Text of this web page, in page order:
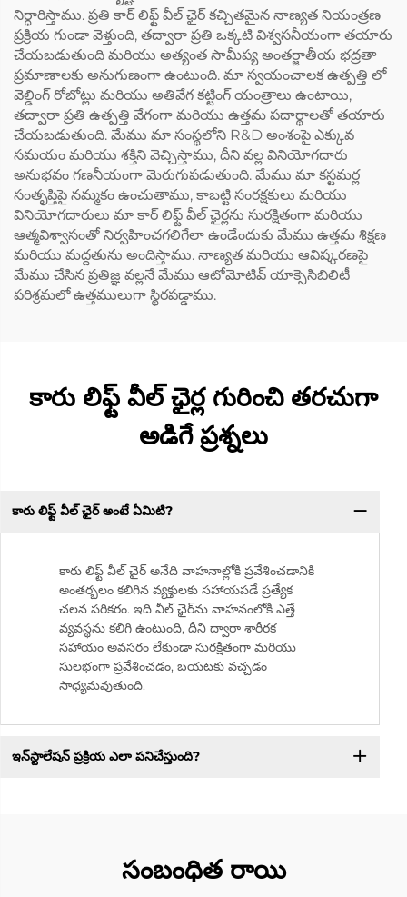
నిర్ధారిస్తాము. ప్రతి కార్ లిఫ్ట్ వీల్ ఛైర్ కచ్చితమైన నాణ్యత నియంత్రణ
ప్రక్రియ గుండా వెళ్తుంది, తద్వారా ప్రతి ఒక్కటి విశ్వసనీయంగా తయారు
చేయబడుతుంది మరియు అత్యంత సామీప్య అంతర్జాతీయ భద్రతా
ప్రమాణాలకు అనుగుణంగా ఉంటుంది. మా స్వయంచాలక ఉత్పత్తి లో
వెల్డింగ్ రోబోట్లు మరియు అతివేగ కట్టింగ్ యంత్రాలు ఉంటాయి,
తద్వారా ప్రతి ఉత్పత్తి వేగంగా మరియు ఉత్తమ పదార్థాలతో తయారు
చేయబడుతుంది. మేము మా సంస్థలోని R&D అంశంపై ఎక్కువ
సమయం మరియు శక్తిని వెచ్చిస్తాము, దీని వల్ల వినియోగదారు
అనుభవం గణనీయంగా మెరుగుపడుతుంది. మేము మా కస్టమర్ల
సంతృప్తిపై నమ్మకం ఉంచుతాము, కాబట్టి సంరక్షకులు మరియు
వినియోగదారులు మా కార్ లిఫ్ట్ వీల్ ఛైర్లను సురక్షితంగా మరియు
ఆత్మవిశ్వాసంతో నిర్వహించగలిగేలా ఉండేందుకు మేము ఉత్తమ శిక్షణ
మరియు మద్దతును అందిస్తాము. నాణ్యత మరియు ఆవిష్కరణపై
మేము చేసిన ప్రతిజ్ఞ వల్లనే మేము ఆటోమోటివ్ యాక్సెసిబిలిటీ
పరిశ్రమలో ఉత్తములుగా స్థిరపడ్డాము.
కారు లిఫ్ట్ వీల్ ఛైర్ల గురించి తరచుగా
అడిగే ప్రశ్నలు
కారు లిఫ్ట్ వీల్ ఛైర్ అంటే ఏమిటి?
కారు లిఫ్ట్ వీల్ ఛైర్ అనేది వాహనాల్లోకి ప్రవేశించడానికి
అంతర్బలం కలిగిన వ్యక్తులకు సహాయపడే ప్రత్యేక
చలన పరికరం. ఇది వీల్ ఛైర్‌ను వాహనంలోకి ఎత్తే
వ్యవస్థను కలిగి ఉంటుంది, దీని ద్వారా శారీరక
సహాయం అవసరం లేకుండా సురక్షితంగా మరియు
సులభంగా ప్రవేశించడం, బయటకు వచ్చడం
సాధ్యమవుతుంది.
ఇన్‌స్టాలేషన్ ప్రక్రియ ఎలా పనిచేస్తుంది?
సంబంధిత రాయి